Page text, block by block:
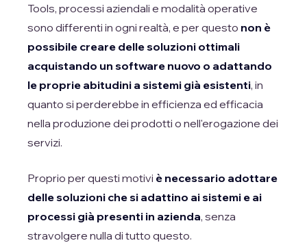
Tools, processi aziendali e modalità operative
sono differenti in ogni realtà, e per questo non è
possibile creare delle soluzioni ottimali
acquistando un software nuovo o adattando
le proprie abitudini a sistemi già esistenti, in
quanto si perderebbe in efficienza ed efficacia
nella produzione dei prodotti o nell'erogazione dei
servizi.
Proprio per questi motivi è necessario adottare
delle soluzioni che si adattino ai sistemi e ai
processi già presenti in azienda, senza
stravolgere nulla di tutto questo.